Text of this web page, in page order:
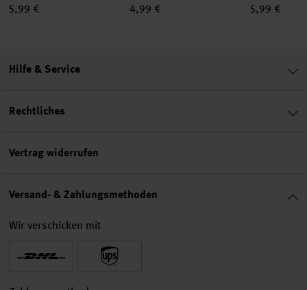
5,99 € 4,99 € 5,99 €
Hilfe & Service
Rechtliches
Vertrag widerrufen
Versand- & Zahlungsmethoden
Wir verschicken mit